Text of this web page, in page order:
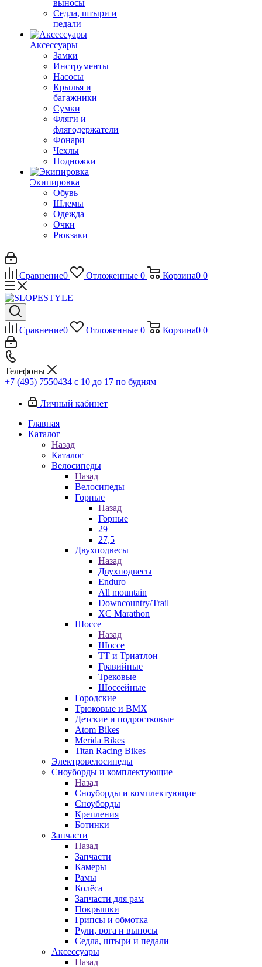
выносы
Седла, штыри и
педали
Аксессуары
Замки
Инструменты
Насосы
Крылья и
багажники
Сумки
Фляги и
флягодержатели
Фонари
Чехлы
Подножки
Экипировка
Обувь
Шлемы
Одежда
Очки
Рюкзаки
Сравнение0 Отложенные 0 Корзина0 0
Сравнение0 Отложенные 0 Корзина0 0
Телефоны
+7 (495) 7550434 с 10 до 17 по будням
Личный кабинет
Главная
Каталог
Назад
Каталог
Велосипеды
Назад
Велосипеды
Горные
Назад
Горные
29
27,5
Двухподвесы
Назад
Двухподвесы
Enduro
All mountain
Downcountry/Trail
XC Marathon
Шоссе
Назад
Шоссе
ТТ и Триатлон
Гравийные
Трековые
Шоссейные
Городские
Трюковые и BMX
Детские и подростковые
Atom Bikes
Merida Bikes
Titan Racing Bikes
Электровелосипеды
Cноуборды и комплектующие
Назад
Cноуборды и комплектующие
Сноуборды
Крепления
Ботинки
Запчасти
Назад
Запчасти
Камеры
Рамы
Колёса
Запчасти для рам
Покрышки
Грипсы и обмотка
Рули, рога и выносы
Седла, штыри и педали
Аксессуары
Назад